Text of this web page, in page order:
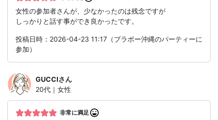
女性の参加者さんが、少なかったのは残念ですが
しっかりと話す事ができ良かったです。
投稿日時：2026-04-23 11:17（ブラボー沖縄のパーティーに
参加）
GUCCIさん
20代｜女性
非常に満足